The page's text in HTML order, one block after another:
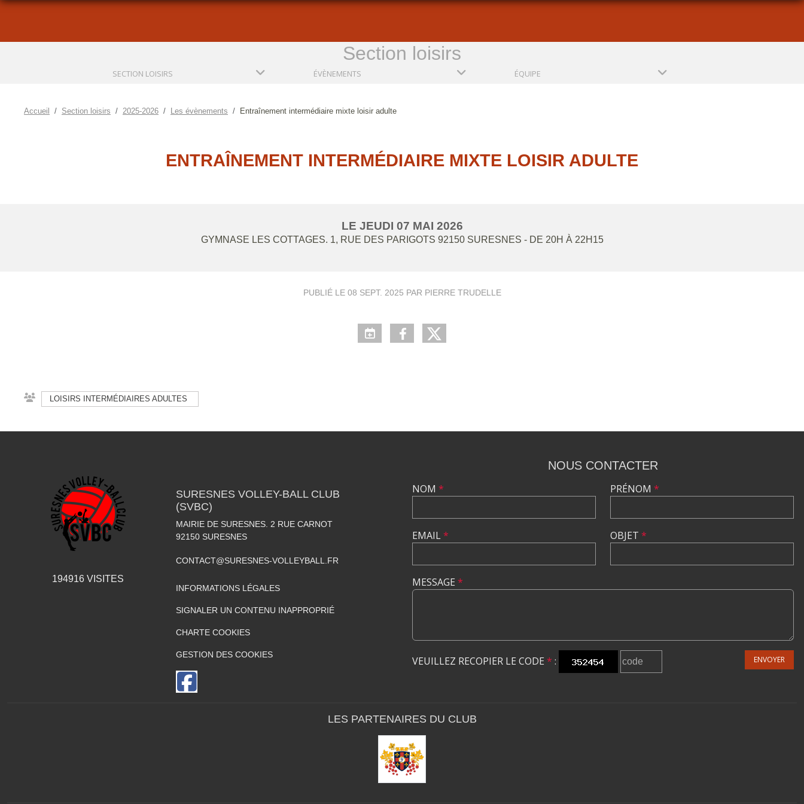
Section loisirs
SECTION LOISIRS ÉVÈNEMENTS ÉQUIPE
Accueil Section loisirs 2025-2026 Les évènements Entraînement intermédiaire mixte loisir adulte
ENTRAÎNEMENT INTERMÉDIAIRE MIXTE LOISIR ADULTE
LE JEUDI 07 MAI 2026
GYMNASE LES COTTAGES. 1, RUE DES PARIGOTS 92150 SURESNES - DE 20H À 22H15
PUBLIÉ LE 08 SEPT. 2025 PAR PIERRE TRUDELLE
LOISIRS INTERMÉDIAIRES ADULTES
194916 VISITES
SURESNES VOLLEY-BALL CLUB
(SVBC)
MAIRIE DE SURESNES. 2 RUE CARNOT
92150 SURESNES
CONTACT@SURESNES-VOLLEYBALL.FR
INFORMATIONS LÉGALES
SIGNALER UN CONTENU INAPPROPRIÉ
CHARTE COOKIES
GESTION DES COOKIES
NOUS CONTACTER
NOM *
EMAIL*
PRÉNOM *
OBJET *
MESSAGE *
VEUILLEZ RECOPIER LE CODE * : ENVOYER
LES PARTENAIRES DU CLUB